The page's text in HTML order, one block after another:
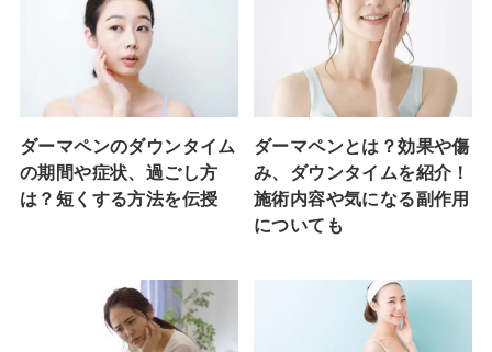
ダーマペンのダウンタイム
の期間や症状、過ごし方
は？短くする方法を伝授
ダーマペンとは？効果や傷
み、ダウンタイムを紹介！
施術内容や気になる副作用
についても